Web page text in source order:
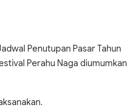
Penutupan Pasar Tahun
Perahu Naga diumumkan